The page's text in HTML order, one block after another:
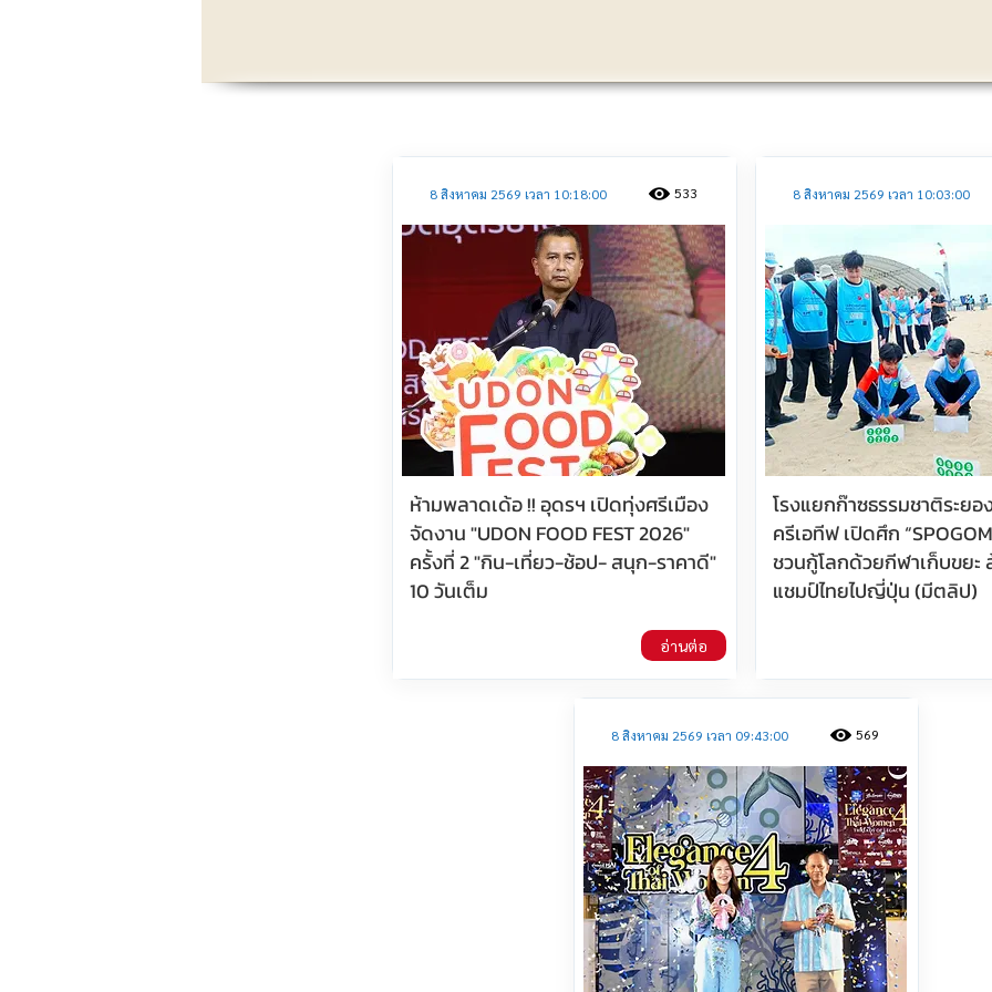
ประชาสัมพันธ์
8 สิงหาคม 2569 เวลา 10:18:00
ห้ามพลาดเด้อ !! อุดรฯ เปิดทุ่งศรีเมือง
จัดงาน "UDON FOOD FEST 2026"
ครั้งที่ 2 "กิน-เที่ยว-ช้อป- สนุก-ราคาดี"
10 วันเต็ม
533
อ่านต่อ
8 สิงหาคม 2569 เวลา 10:03:00
โรงแยกก๊าซธรรมชาติระย
ครีเอทีฟ เปิดศึก
ชวนกู้โลกด้วยกีฬาเก็บขยะ
แชมป์ไทยไปญี่ปุ่น (มีตลิป)
8 สิงหาคม 2569 เวลา 09:43:00 569